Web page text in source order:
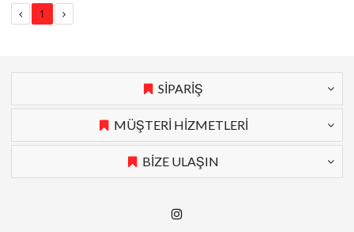
1
SİPARİŞ
MÜŞTERİ HİZMETLERİ
BİZE ULAŞIN